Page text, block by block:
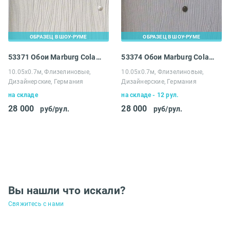
ОБРАЗЕЦ В ШОУ-РУМЕ
53371 Обои Marburg Colani Visions
10.05х0.7м, Флизелиновые,
Дизайнерские, Германия
на складе
28 000 руб/рул.
ОБРАЗЕЦ В ШОУ-РУМЕ
53374 Обои Marburg Colani Visions
10.05х0.7м, Флизелиновые,
Дизайнерские, Германия
на складе - 12 рул.
28 000 руб/рул.
Вы нашли что искали?
Свяжитесь с нами